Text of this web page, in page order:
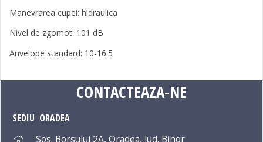
Manevrarea cupei: hidraulica
Nivel de zgomot: 101 dB
Anvelope standard: 10-16.5
CONTACTEAZA-NE
SEDIU ORADEA
Sos. Borsului 2A, Oradea, Jud. Bihor